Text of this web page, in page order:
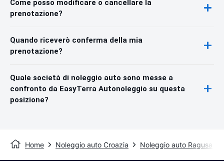
Come posso modificare o cancellare la
prenotazione?
Quando riceverò conferma della mia
prenotazione?
Quale società di noleggio auto sono messe a
confronto da EasyTerra Autonoleggio su questa
posizione?
Home Noleggio auto Croazia Noleggio auto Ragusa